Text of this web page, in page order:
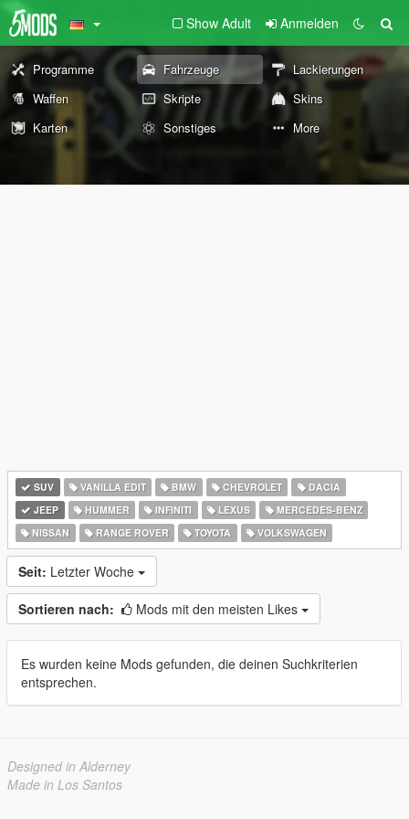
Show Adult Anmelden
Programme Fahrzeuge
Lackierungen
Waffen
Skripte
Skins
Karten
Sonstiges More
SUV VANILLA EDIT BMW CHEVROLET
DACIA
JEEP
HUMMER INFINITI LEXUS
MERCEDES-BENZ
NISSAN
RANGE ROVER TOYOTA VOLKSWAGEN
Seit: Letzter Woche
Sortieren nach: Mods mit den meisten Likes
Es wurden keine Mods gefunden, die deinen Suchkriterien
entsprechen.
Designed in Alderney
Made in Los Santos